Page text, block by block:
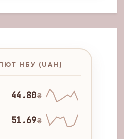
НБУ (UAH)
44.80₴
51.69₴